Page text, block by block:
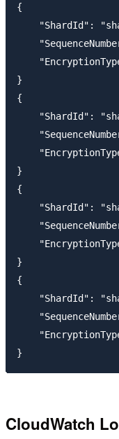
{
"ShardId":
}
{
"ShardId":
}
{
"ShardId":
}
{
"ShardId":
CloudWatch